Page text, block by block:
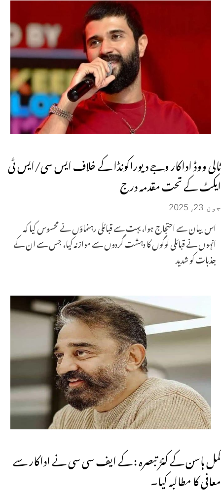
ٹالی ووڈ اداکار وجے دیوراکونڈا کے خلاف ایس سی/ایس ٹی
ایکٹ کے تحت مقدمہ درج
جون 23, 2025
اس بیان سے احتجاج ہوا، بہت سے قبائلی رہنماؤں نے محسوس کیا کہ
انہوں نے قبائلی لوگوں کا دہشت گردوں سے موازنہ کیا، جس سے ان کے
جذبات کو شدید
کمل ہاسن کے کنڑ تبصرہ : کے ایف سی سی نے اداکار سے
معافی کا مطالبہ کیا۔